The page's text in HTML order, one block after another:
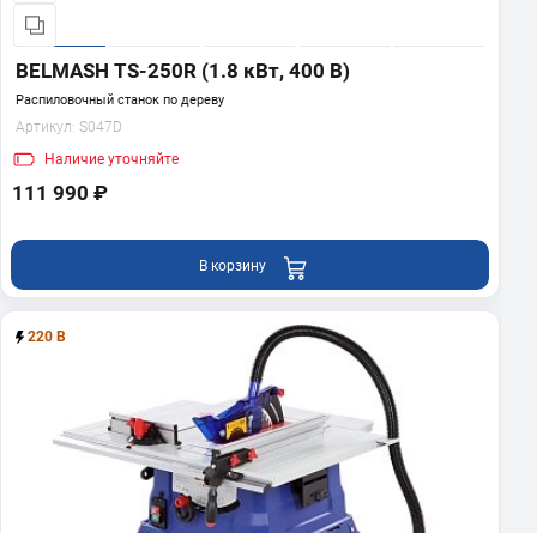
BELMASH TS-250R (1.8 кВт, 400 В)
Распиловочный станок по дереву
Артикул: S047D
Наличие уточняйте
111 990 ₽
В корзину
220 В